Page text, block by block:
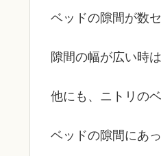
ベッドの隙間が数
隙間の幅が広い時
他にも、ニトリの
ベッドの隙間にあ